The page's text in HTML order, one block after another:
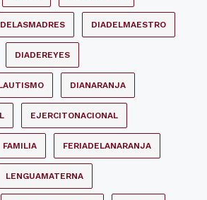
DIADELMAESTRO
DIADEREYES
DIANARANJA
EJERCITONACIONAL
FAMILIA FERIADELANARANJA
LENGUAMATERNA